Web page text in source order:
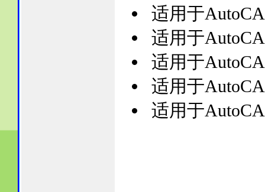
适用于
适用于
适用于
适用于
适用于